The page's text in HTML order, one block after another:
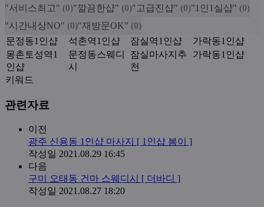
"서비스최고" (0)"깔끔한샵" (0)"고급진샵" (0)"1인1실샵" (0)
"시간내상NO" (0)"재방문OK" (0)
문정동1인샵
석촌역1인샵 잠실역1인샵
가락동1인샵
몽촌토성역1
인샵
문정동스웨디
시
잠실마사지추
천
가락동1인샵
키워드
관련자료
이전
광주 신용동 1인샵 마사지 [ 1인샵 봄이 ]
작성일 2021.08.29 16:45
다음
구미 오태동 건마 스웨디시 [ 더바디 ]
작성일 2021.08.27 18:20